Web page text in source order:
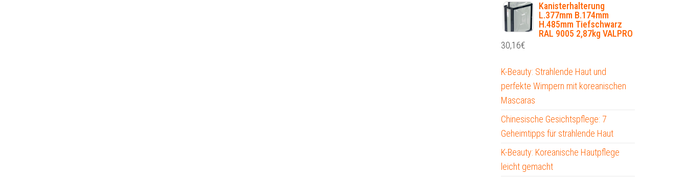
Kanisterhalterung
L.377mm B.174mm
H.485mm Tiefschwarz
RAL 9005 2,87kg VALPRO
30,16€
K-Beauty: Strahlende Haut und
perfekte Wimpern mit koreanischen
Mascaras
Chinesische Gesichtspflege: 7
Geheimtipps für strahlende Haut
K-Beauty: Koreanische Hautpflege
leicht gemacht